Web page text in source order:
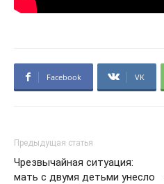
Facebook VK
Предыдущая статья
Чрезвычайная ситуация:
мать с двумя детьми унесло